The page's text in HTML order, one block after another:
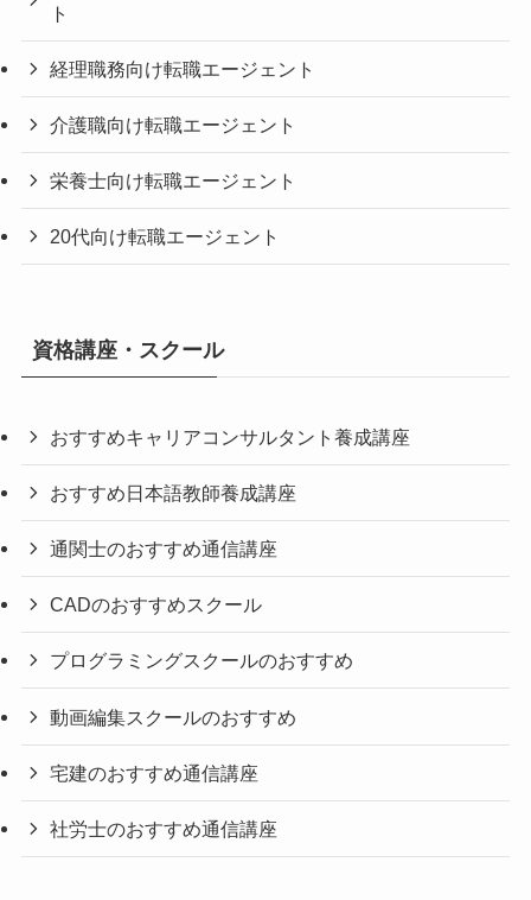
ト
経理職務向け転職エージェント
介護職向け転職エージェント
栄養士向け転職エージェント
20代向け転職エージェント
資格講座・スクール
おすすめキャリアコンサルタント養成講座
おすすめ日本語教師養成講座
通関士のおすすめ通信講座
CADのおすすめスクール
プログラミングスクールのおすすめ
動画編集スクールのおすすめ
宅建のおすすめ通信講座
社労士のおすすめ通信講座